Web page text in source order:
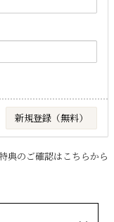
典のご確認はこちらから